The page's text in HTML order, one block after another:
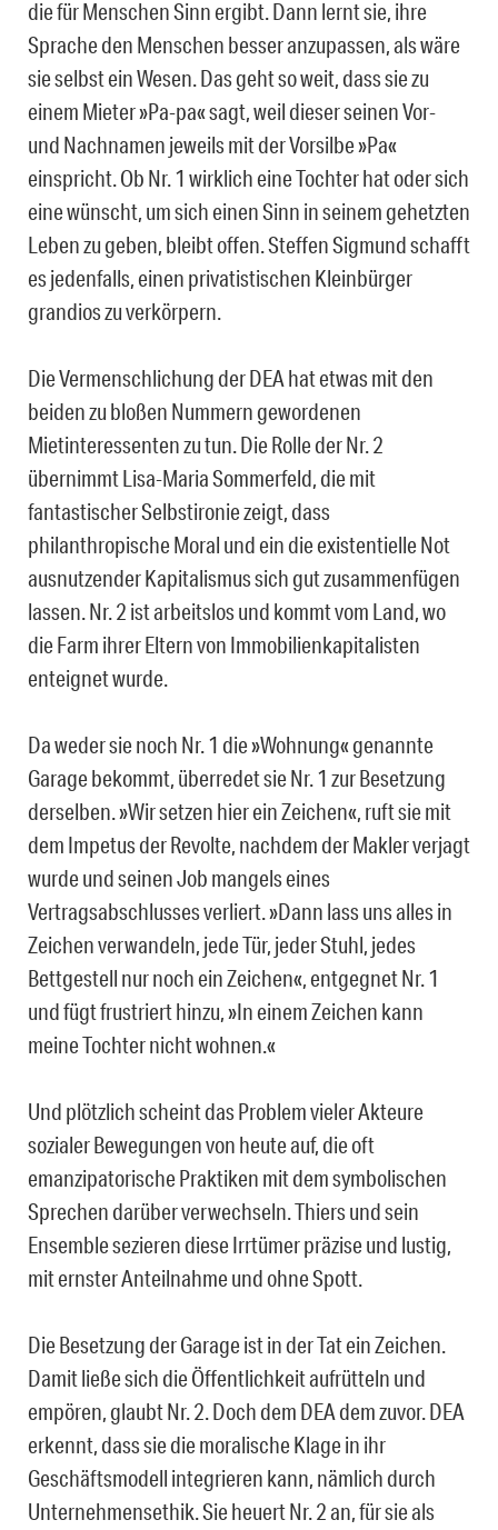
die für Menschen Sinn ergibt. Dann lernt sie, ihre
Sprache den Menschen besser anzupassen, als wäre
sie selbst ein Wesen. Das geht so weit, dass sie zu
einem Mieter »Pa-pa« sagt, weil dieser seinen Vor-
und Nachnamen jeweils mit der Vorsilbe »Pa«
einspricht. Ob Nr. 1 wirklich eine Tochter hat oder sich
eine wünscht, um sich einen Sinn in seinem gehetzten
Leben zu geben, bleibt offen. Steffen Sigmund schafft
es jedenfalls, einen privatistischen Kleinbürger
grandios zu verkörpern.
Die Vermenschlichung der DEA hat etwas mit den
beiden zu bloßen Nummern gewordenen
Mietinteressenten zu tun. Die Rolle der Nr. 2
übernimmt Lisa-Maria Sommerfeld, die mit
fantastischer Selbstironie zeigt, dass
philanthropische Moral und ein die existentielle Not
ausnutzender Kapitalismus sich gut zusammenfügen
lassen. Nr. 2 ist arbeitslos und kommt vom Land, wo
die Farm ihrer Eltern von Immobilienkapitalisten
enteignet wurde.
Da weder sie noch Nr. 1 die »Wohnung« genannte
Garage bekommt, überredet sie Nr. 1 zur Besetzung
derselben. »Wir setzen hier ein Zeichen«, ruft sie mit
dem Impetus der Revolte, nachdem der Makler verjagt
wurde und seinen Job mangels eines
Vertragsabschlusses verliert. »Dann lass uns alles in
Zeichen verwandeln, jede Tür, jeder Stuhl, jedes
Bettgestell nur noch ein Zeichen«, entgegnet Nr. 1
und fügt frustriert hinzu, »In einem Zeichen kann
meine Tochter nicht wohnen.«
Und plötzlich scheint das Problem vieler Akteure
sozialer Bewegungen von heute auf, die oft
emanzipatorische Praktiken mit dem symbolischen
Sprechen darüber verwechseln. Thiers und sein
Ensemble sezieren diese Irrtümer präzise und lustig,
mit ernster Anteilnahme und ohne Spott.
Die Besetzung der Garage ist in der Tat ein Zeichen.
Damit ließe sich die Öffentlichkeit aufrütteln und
empören, glaubt Nr. 2. Doch dem DEA dem zuvor. DEA
erkennt, dass sie die moralische Klage in ihr
Geschäftsmodell integrieren kann, nämlich durch
Unternehmensethik. Sie heuert Nr. 2 an, für sie als